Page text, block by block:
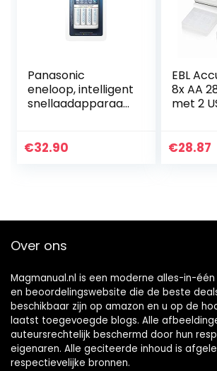
Panasonic
eneloop, intelligent
snellaadapparaat,
met ledindicator
€32.90
EBL
8x AA
met 2
accu,
€28.87
Over ons
Magmanual.nl is een moderne alles-in-
en beoordelingswebsite die de beste
beschikbaar zijn op amazon en u op de
laatst toegevoegde blogs. Alle
auteursrechtelijk beschermd door hun
eigenaren. Alle geciteerde inhoud is
respectievelijke bronnen.